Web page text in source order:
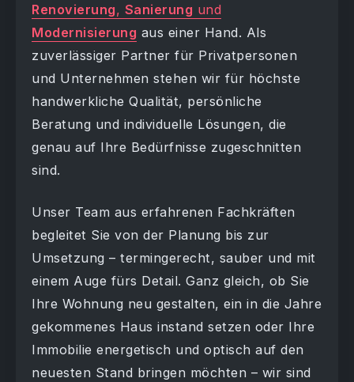
Renovierung, Sanierung und
Modernisierung aus einer Hand. Als
zuverlässiger Partner für Privatpersonen
und Unternehmen stehen wir für höchste
handwerkliche Qualität, persönliche
Beratung und individuelle Lösungen, die
genau auf Ihre Bedürfnisse zugeschnitten
sind.
Unser Team aus erfahrenen Fachkräften
begleitet Sie von der Planung bis zur
Umsetzung – termingerecht, sauber und mit
einem Auge fürs Detail. Ganz gleich, ob Sie
Ihre Wohnung neu gestalten, ein in die Jahre
gekommenes Haus instand setzen oder Ihre
Immobilie energetisch und optisch auf den
neuesten Stand bringen möchten – wir sind